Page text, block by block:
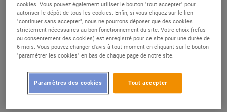
DÉSOLÉ, NOUS N'AVONS TROUVÉ
AUCUNE OFFRE CORRESPONDANT
À VOS CRITÈRES
Soyez alerté quand de nouvelles annonces sont
disponibles :
CRÉER UNE ALERTE
cookies. Vous pouvez également utiliser le bouton "tout accepter" pour
autoriser le dépôt de tous les cookies. Enfin, si vous cliquez sur le lien
"continuer sans accepter", nous ne pourrons déposer que des cookies
strictement nécessaires au bon fonctionnement du site. Votre choix (refus
ou consentement des cookies) est enregistré pour ce site pour une durée de
6 mois. Vous pouvez changer d'avis à tout moment en cliquant sur le bouton
"paramétrer les cookies" en bas de chaque page de notre site.
Tout accepter
Paramètres des cookies